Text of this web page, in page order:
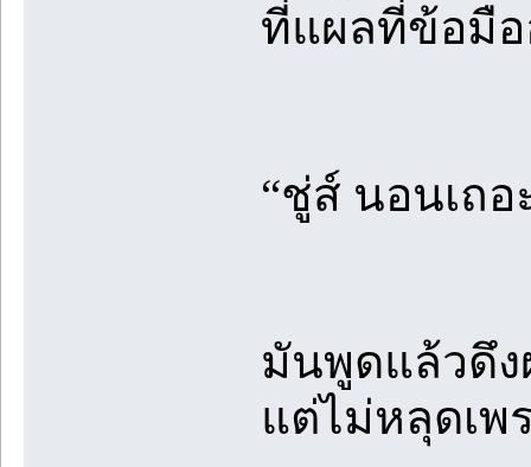
ที่แผลที่ข้อมือ
“ชู่ส์ นอนเถอ
มันพูดแล้วดึ
แต่ไม่หลุดเพ